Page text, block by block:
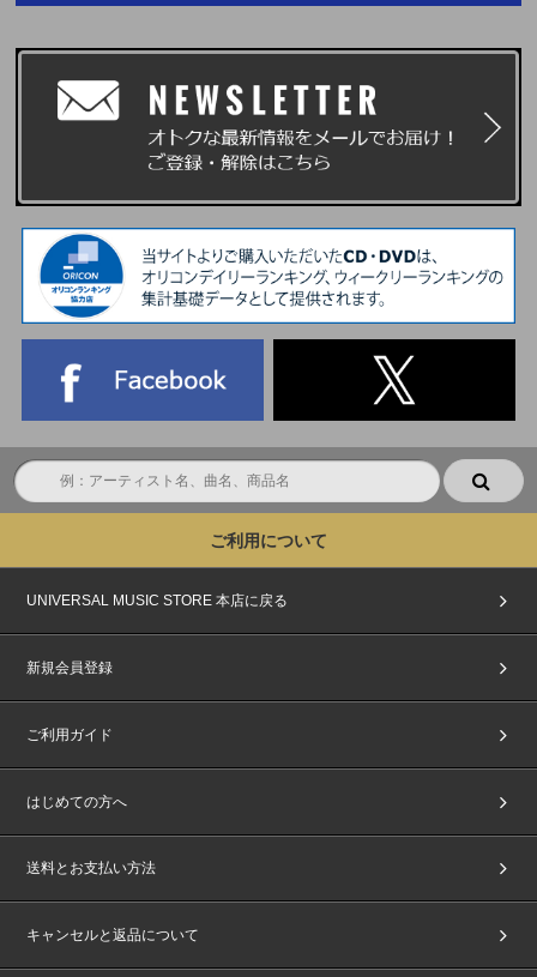
ご利用について
UNIVERSAL MUSIC STORE 本店に戻る
新規会員登録
ご利用ガイド
はじめての方へ
送料とお支払い方法
キャンセルと返品について